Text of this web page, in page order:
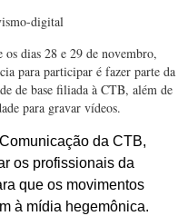
dias 28 e 29 de novembro,
para participar é fazer parte da
de base filiada à CTB, além de
para gravar vídeos.
da CTB,
os profissionais da
que os movimentos
à mídia hegemônica.